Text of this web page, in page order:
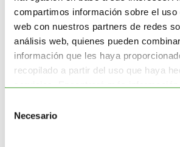
compartimos información sobre el uso
web con nuestros partners de redes
análisis web, quienes pueden
información que les haya
recopilado a partir del uso que haya
Necesario
ventaja competitiva real y
demostrable.
Beneficios de
calcular tu
huella de